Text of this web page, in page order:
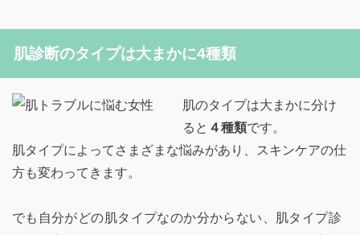
肌診断のタイプは大まかに4種類
肌のタイプは大まかに分け
ると ４種類です。
肌タイプによってさまざまな悩みがあり、スキンケアの仕
方も変わってきます。
でも自分がどの肌タイプなのか分からない、肌タイプ診